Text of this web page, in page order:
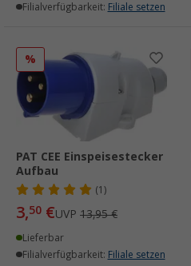
Filialverfügbarkeit: Filiale setzen
%
PAT CEE Einspeisestecker
Aufbau
(1)
3,50 €UVP 13,95 €
Lieferbar
Filialverfügbarkeit: Filiale setzen